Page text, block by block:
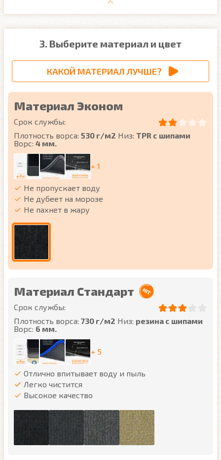
3. Выберите материал и цвет
КАКОЙ МАТЕРИАЛ ЛУЧШЕ?
Материал Эконом
Срок службы:
Плотность ворса: 530 г/м2 Низ: TPR с шипами
Ворс: 4 мм.
+ 1
Не пропускает воду
Не дубеет на морозе
Не пахнет в жару
Материал Стандарт
Срок службы:
Плотность ворса: 730 г/м2 Низ: резина с шипами
Ворс: 6 мм.
+ 5
Отлично впитывает воду и пыль
Легко чистится
Высокое качество